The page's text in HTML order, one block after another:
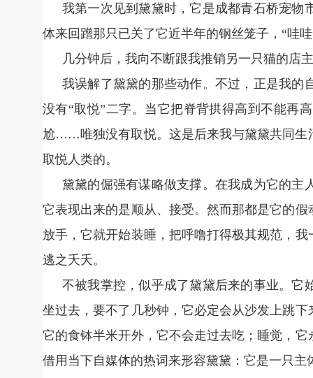
我第一次见到黛黛时，它是成都青石桥宠物
体来回蹭那只已关了它近半年的钢丝笼子，“哇
几分钟后，我向不断跟我推销另一只猫的店
我误解了黛黛的那些动作。不过，正是我的
没有“取悦”二字。当它把脊背拱得高到不能再
尬……唯独没有取悦。这是后来我与黛黛共同生
取悦人类的。
黛黛的倔强有谋略做支撑。在我成为它的主
它表现出来的是顺从、接受。然而那都是它的
放手，它就开始装睡，把呼噜打得极其规范，
逃之夭夭。
不被我掌控，似乎成了黛黛后来的事业。它
坐过去，要不了几秒钟，它必定会从沙发上跳
它的食钵半米开外，它不会走过去吃；睡觉，
借用当下自媒体的热词来形容黛黛：它是一只主